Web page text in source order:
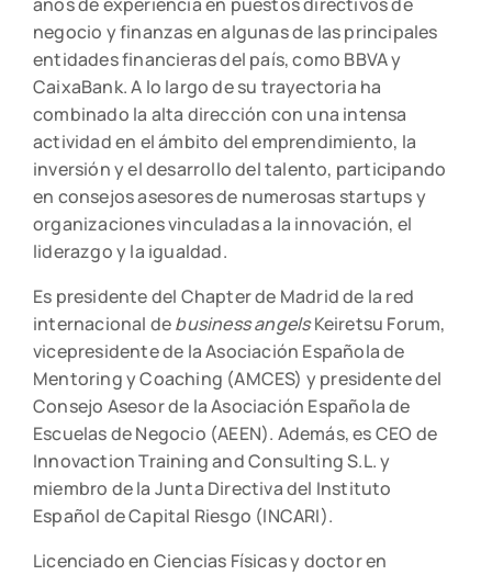
negocio y finanzas en algunas de las principales
entidades financieras del país, como BBVA y
CaixaBank. A lo largo de su trayectoria ha
combinado la alta dirección con una intensa
actividad en el ámbito del emprendimiento, la
inversión y el desarrollo del talento, participando
en consejos asesores de numerosas startups y
organizaciones vinculadas a la innovación, el
liderazgo y la igualdad.
Es presidente del Chapter de Madrid de la red
internacional debusiness angelsKeiretsu Forum,
vicepresidente de la Asociación Española de
Mentoring y Coaching (AMCES) y presidente del
Consejo Asesor de la Asociación Española de
Escuelas de Negocio (AEEN). Además, es CEO de
Innovaction Training and Consulting S.L. y
miembro de la Junta Directiva del Instituto
Español de Capital Riesgo (INCARI).
Licenciado en Ciencias Físicas y doctor en